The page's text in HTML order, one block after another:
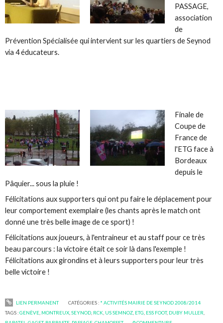
PASSAGE,
association
de
Prévention Spécialisée qui intervient sur les quartiers de Seynod
via 4 éducateurs.
Finale de
Coupe de
France de
l'ETG face à
Bordeaux
depuis le
Pâquier... sous la pluie !
Félicitations aux supporters qui ont pu faire le déplacement pour
leur comportement exemplaire (les chants après le match ont
donné une très belle image de ce sport) !
Félicitations aux joueurs, à l'entraineur et au staff pour ce très
beau parcours : la victoire était ce soir là dans l'exemple !
Félicitations aux girondins et à leurs supporters pour leur très
belle victoire !
LIEN PERMANENT CATÉGORIES : * ACTIVITÉS MAIRIE DE SEYNOD 2008/2014
TAGS :GENÈVE MONTREUX ,SEYNOD RCK US SEMNOZ ETG ESS FOOT, DUBY MULLER